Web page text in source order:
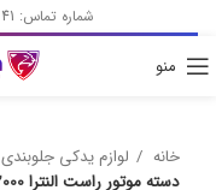
شماره تماس: 41 و 40 11 53 33 021 - 09129519421
منو
خانه لوازم یدکی جلوبندی
دسته موتور راست النترا 21810F2000 (اصلی)